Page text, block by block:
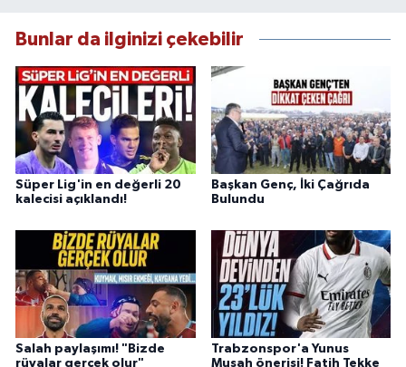
Bunlar da ilginizi çekebilir
Süper Lig'in en değerli 20
kalecisi açıklandı!
Başkan Genç, İki Çağrıda
Bulundu
Salah paylaşımı! "Bizde
rüyalar gerçek olur"
Trabzonspor'a Yunus
Musah önerisi! Fatih Tekke